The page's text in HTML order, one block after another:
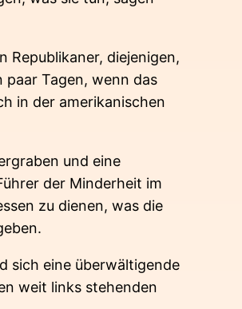
Republikaner, diejenigen,
paar Tagen, wenn das
in der amerikanischen
und eine
der Minderheit im
zu dienen, was die
sich eine überwältigende
weit links stehenden